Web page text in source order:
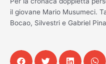
il giovane Mario Musumeci.
Bocao, Silvestri e Gabriel